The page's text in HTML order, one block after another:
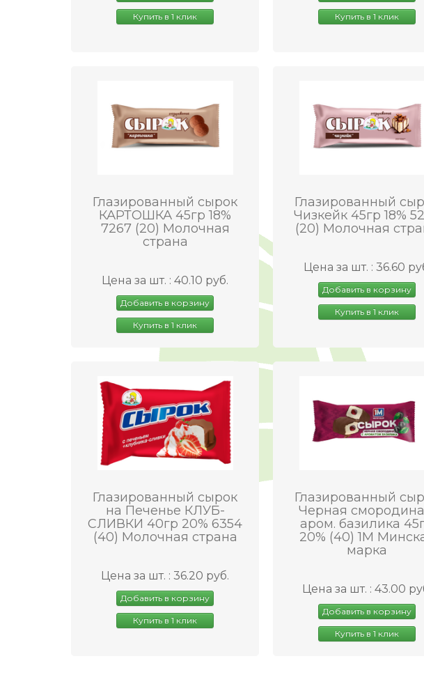
Купить в 1 клик Купить в 1 клик
Глазированный сырок
КАРТОШКА 45гр 18%
7267 (20) Молочная
страна
Цена за шт. : 40.10 руб.
Добавить в корзину
Купить в 1 клик
Глазированный
Чизкейк 45гр 18%
(20) Молочная
Цена за шт. : 36.60
Добавить в корзину
Купить в 1 клик
Глазированный сырок
на Печенье КЛУБ-
СЛИВКИ 40гр 20% 6354
(40) Молочная страна
Цена за шт. : 36.20 руб.
Добавить в корзину
Купить в 1 клик
Глазированный
Черная
аром. базилика
20% (40) 1М
марка
Цена за шт. : 43.00
Добавить в корзину
Купить в 1 клик